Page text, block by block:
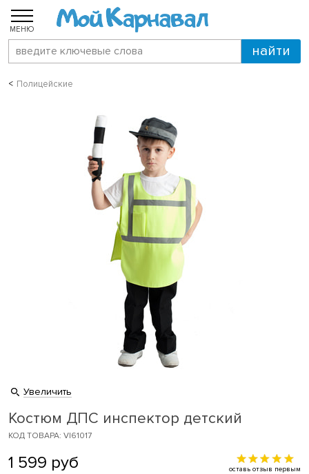
МЕНЮ
Полицейские
Увеличить
Костюм ДПС инспектор детский
КОД ТОВАРА: VI61017
1 599 руб оставь отзыв первым